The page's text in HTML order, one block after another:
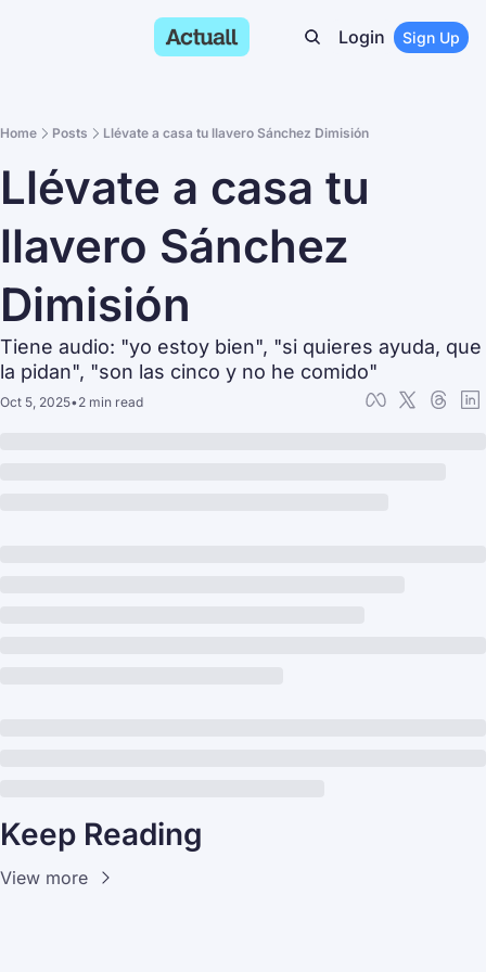
Login Sign Up
Home Posts Llévate a casa tu llavero Sánchez Dimisión
Llévate a casa tu
llavero Sánchez
Dimisión
Tiene audio: "yo estoy bien", "si quieres ayuda, que
la pidan", "son las cinco y no he comido"
Oct 5, 2025•2 min read
Keep Reading
View more